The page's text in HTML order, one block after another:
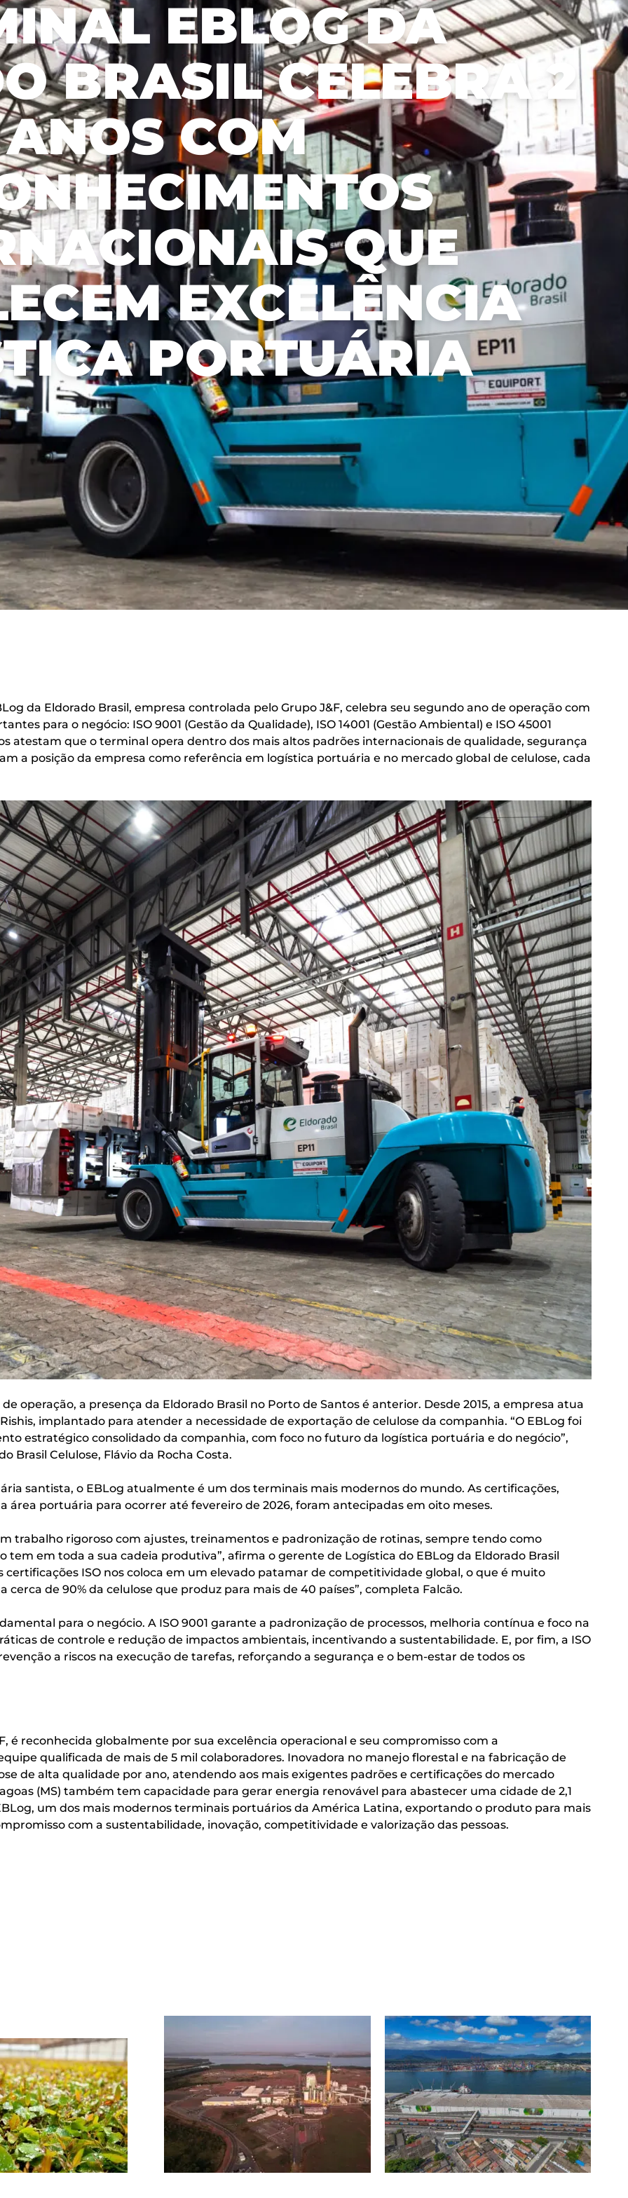
Aceitar todos
viable approach
to forest
management.
Sustainability Report
Management Plan Forestry
with our
stakeholders
and the
market.
operational efficiency.
EBLOG DA
BRASIL CELEBRA 2
ANOS COM
QUE
EXCELÊNCIA
PORTUÁRIA
da Eldorado Brasil, empresa controlada pelo Grupo J&F, celebra seu segundo ano de operação com
para o negócio: ISO 9001 (Gestão da Qualidade), ISO 14001 (Gestão Ambiental) e ISO 45001
atestam que o terminal opera dentro dos mais altos padrões internacionais de qualidade, segurança
a posição da empresa como referência em logística portuária e no mercado global de celulose, cada
operação, a presença da Eldorado Brasil no Porto de Santos é anterior. Desde 2015, a empresa atua
implantado para atender a necessidade de exportação de celulose da companhia. “O EBLog foi
estratégico consolidado da companhia, com foco no futuro da logística portuária e do negócio”,
Brasil Celulose, Flávio da Rocha Costa.
santista, o EBLog atualmente é um dos terminais mais modernos do mundo. As certificações,
portuária para ocorrer até fevereiro de 2026, foram antecipadas em oito meses.
trabalho rigoroso com ajustes, treinamentos e padronização de rotinas, sempre tendo como
em toda a sua cadeia produtiva”, afirma o gerente de Logística do EBLog da Eldorado Brasil
certificações ISO nos coloca em um elevado patamar de competitividade global, o que é muito
de 90% da celulose que produz para mais de 40 países”, completa Falcão.
para o negócio. A ISO 9001 garante a padronização de processos, melhoria contínua e foco na
de controle e redução de impactos ambientais, incentivando a sustentabilidade. E, por fim, a ISO
a riscos na execução de tarefas, reforçando a segurança e o bem-estar de todos os
é reconhecida globalmente por sua excelência operacional e seu compromisso com a
qualificada de mais de 5 mil colaboradores. Inovadora no manejo florestal e na fabricação de
de alta qualidade por ano, atendendo aos mais exigentes padrões e certificações do mercado
(MS) também tem capacidade para gerar energia renovável para abastecer uma cidade de 2,1
um dos mais modernos terminais portuários da América Latina, exportando o produto para mais
com a sustentabilidade, inovação, competitividade e valorização das pessoas.